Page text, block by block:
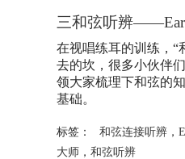
三和弦听辨
在视唱练耳的训练，“
去的坎，很多小伙伴
领大家梳理下和弦的
基础。
标签： 和弦连接听辨，
大师 ， 和弦听辨